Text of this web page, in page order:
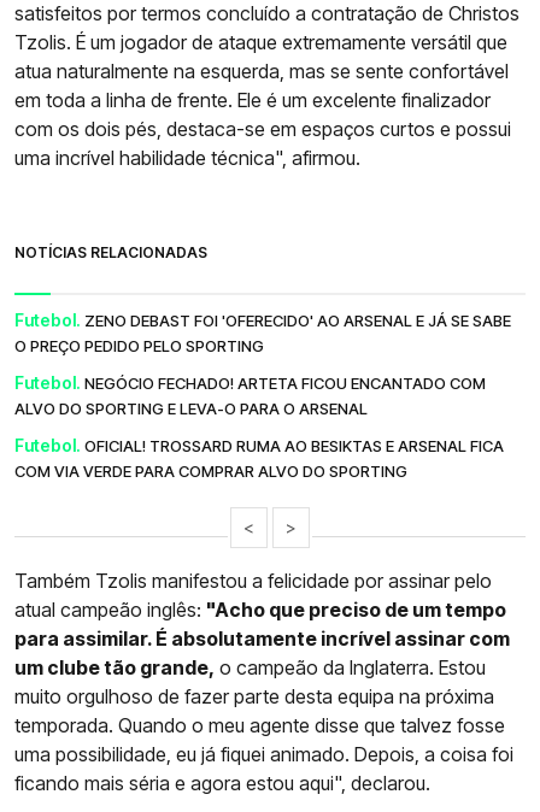
satisfeitos por termos concluído a contratação de Christos
Tzolis. É um jogador de ataque extremamente versátil que
atua naturalmente na esquerda, mas se sente confortável
em toda a linha de frente. Ele é um excelente finalizador
com os dois pés, destaca-se em espaços curtos e possui
uma incrível habilidade técnica", afirmou.
NOTÍCIAS RELACIONADAS
Futebol. ZENO DEBAST FOI 'OFERECIDO' AO ARSENAL E JÁ SE SABE
O PREÇO PEDIDO PELO SPORTING
Futebol. NEGÓCIO FECHADO! ARTETA FICOU ENCANTADO COM
ALVO DO SPORTING E LEVA-O PARA O ARSENAL
Futebol. OFICIAL! TROSSARD RUMA AO BESIKTAS E ARSENAL FICA
COM VIA VERDE PARA COMPRAR ALVO DO SPORTING
< >
Também Tzolis manifestou a felicidade por assinar pelo
atual campeão inglês: "Acho que preciso de um tempo
para assimilar. É absolutamente incrível assinar com
um clube tão grande, o campeão da Inglaterra. Estou
muito orgulhoso de fazer parte desta equipa na próxima
temporada. Quando o meu agente disse que talvez fosse
uma possibilidade, eu já fiquei animado. Depois, a coisa foi
ficando mais séria e agora estou aqui", declarou.